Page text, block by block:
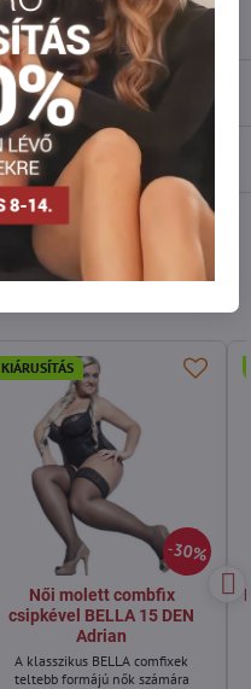
Reddit WhatsApp
30%
KIÁRUSÍTÁS
Női molett combfix
csipkével BELLA 15 DEN
Adrian
A klasszikus BELLA comfixek
teltebb formájú nők számára